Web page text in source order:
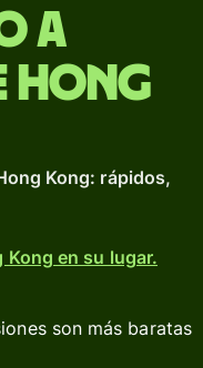
a
Hong
Kong: rápidos,
Kong en su lugar.
son más baratas